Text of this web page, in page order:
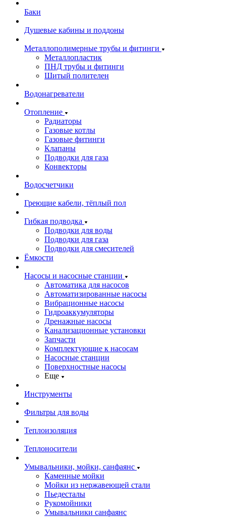
Баки
Душевые кабины и поддоны
Металлополимерные трубы и фитинги
Металлопластик
ПНД трубы и фитинги
Шитый полителен
Водонагреватели
Отопление
Радиаторы
Газовые котлы
Газовые фитинги
Клапаны
Подводки для газа
Конвекторы
Водосчетчики
Греющие кабели, тёплый пол
Гибкая подводка
Подводки для воды
Подводки для газа
Подводки для смесителей
Ёмкости
Насосы и насосные станции
Автоматика для насосов
Автоматизированные насосы
Вибрационные насосы
Гидроаккумуляторы
Дренажные насосы
Канализационные установки
Запчасти
Комплектующие к насосам
Насосные станции
Поверхностные насосы
Еще
Инструменты
Фильтры для воды
Теплоизоляция
Теплоносители
Умывальники, мойки, санфаянс
Каменные мойки
Мойки из нержавеющей стали
Пьедесталы
Рукомойники
Умывальники санфаянс